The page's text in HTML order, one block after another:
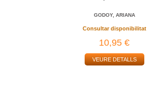
GODOY, ARIANA
Consultar disponibilitat
10,95 €
VEURE DETALLS